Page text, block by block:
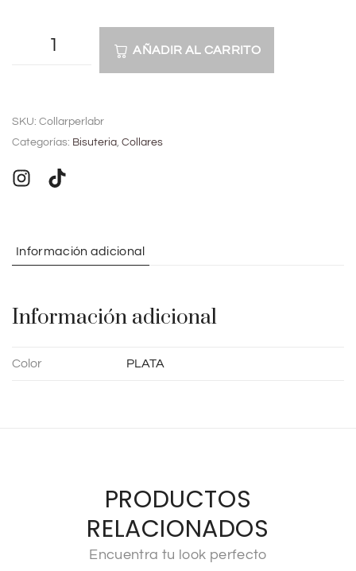
AÑADIR AL CARRITO
t
r
i
e
SKU: Collarperlabr
Categorías: Bisuteria, Collares
Información adicional
Información adicional
Color PLATA
PRODUCTOS
RELACIONADOS
Encuentra tu look perfecto